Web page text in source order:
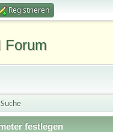
Registrieren
Forum
Suche
festlegen